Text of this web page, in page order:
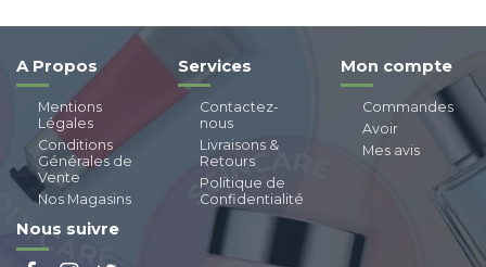
A Propos
Mentions
Légales
Conditions
Générales de
Vente
Nos Magasins
Services
Contactez-
nous
Livraisons &
Retours
Politique de
Confidentialité
Mon compte
Commandes
Avoir
Mes avis
Nous suivre